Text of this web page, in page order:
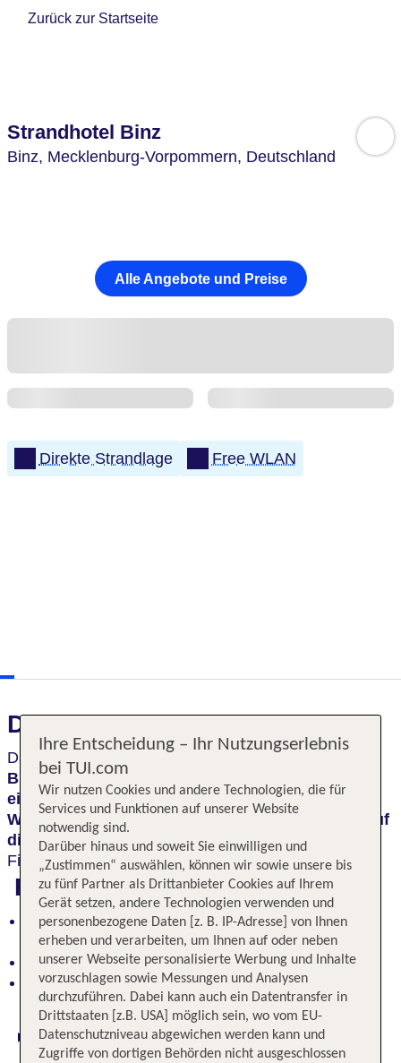
Zurück zur Startseite
Strandhotel Binz
Binz, Mecklenburg-Vorpommern, Deutschland
Alle Angebote und Preise
Direkte Strandlage Free WLAN
Das erwartet Sie
Dascharmante Strandhotel Binz
erwartet Sie mit
Blick auf die Seebrücke
eingerichteten Zimmern. Entspannen Sie im
Wellnessbereich unter dem Dach
mit Aussicht auf
die Binzer Bucht, oder genießen Sie fangfrischen
Fisch im Restaurant.
Highlights
Blick auf die Seebrücke und modern eingerichtete
Zimmer
Entspannung im Wellnessbereich mit Meerblick
Frischen Fisch im Restaurant genießen
Digitaler und telefonischer 24/7 TUI Service
Ihre Entscheidung – Ihr Nutzungserlebnis
bei TUI.com
Wir nutzen Cookies und andere Technologien, die für
Services und Funktionen auf unserer Website
notwendig sind.
Darüber hinaus und soweit Sie einwilligen und
„Zustimmen“ auswählen, können wir sowie unsere bis
zu fünf Partner als Drittanbieter Cookies auf Ihrem
Gerät setzen, andere Technologien verwenden und
personenbezogene Daten [z. B. IP-Adresse] von Ihnen
erheben und verarbeiten, um Ihnen auf oder neben
unserer Webseite personalisierte Werbung und Inhalte
vorzuschlagen sowie Messungen und Analysen
durchzuführen. Dabei kann auch ein Datentransfer in
Drittstaaten [z.B. USA] möglich sein, wo vom EU-
Datenschutzniveau abgewichen werden kann und
Zugriffe von dortigen Behörden nicht ausgeschlossen